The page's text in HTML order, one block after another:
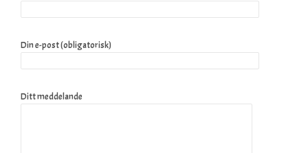
Din e-post (obligatorisk)
Ditt meddelande